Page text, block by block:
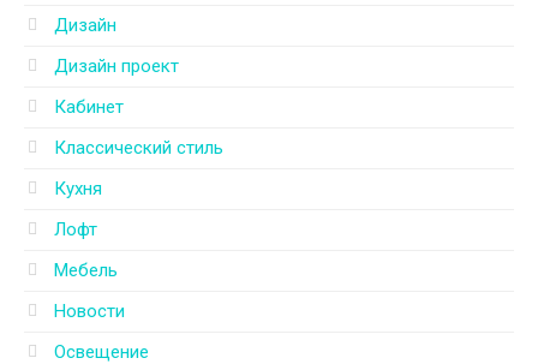
Дизайн
Дизайн проект
Кабинет
Классический стиль
Кухня
Лофт
Мебель
Новости
Освещение